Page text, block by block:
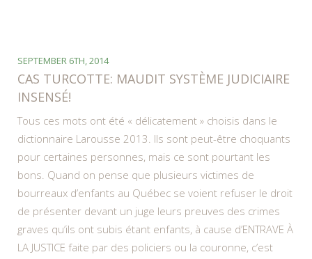
SEPTEMBER 6TH, 2014
CAS TURCOTTE: MAUDIT SYSTÈME JUDICIAIRE
INSENSÉ!
Tous ces mots ont été « délicatement » choisis dans le
dictionnaire Larousse 2013. Ils sont peut-être choquants
pour certaines personnes, mais ce sont pourtant les
bons. Quand on pense que plusieurs victimes de
bourreaux d’enfants au Québec se voient refuser le droit
de présenter devant un juge leurs preuves des crimes
graves qu’ils ont subis étant enfants, à cause d’ENTRAVE À
LA JUSTICE faite par des policiers ou la couronne, c’est